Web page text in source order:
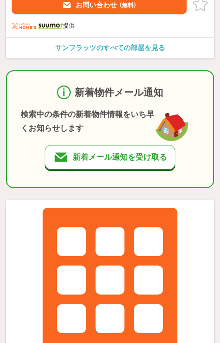
お問い合わせ （無料）
提供
サンフラッツのすべての部屋を見る
新着物件メール通知
検索中の条件の新着物件情報をいち早
くお知らせします
新着メール通知を受け取る